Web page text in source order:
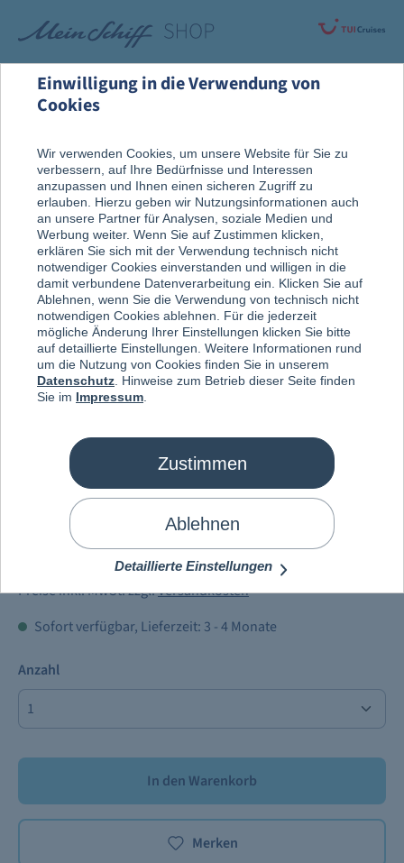
Rund um die Kreuzfahrt
Nach der Reise
Erinnerungsstücke
Schiffsmodell SteckMein Schiff
Relax
Preise inkl. MwSt. zzgl.Versandkosten
Sofort verfügbar, Lieferzeit: 3 - 4 Monate
Anzahl
In den Warenkorb
Merken
Einwilligung in die Verwendung von
Cookies
Wir verwenden Cookies, um unsere Website für Sie zu
verbessern, auf Ihre Bedürfnisse und Interessen
anzupassen und Ihnen einen sicheren Zugriff zu
erlauben. Hierzu geben wir Nutzungsinformationen auch
an unsere Partner für Analysen, soziale Medien und
Werbung weiter. Wenn Sie auf Zustimmen klicken,
erklären Sie sich mit der Verwendung technisch nicht
notwendiger Cookies einverstanden und willigen in die
damit verbundene Datenverarbeitung ein. Klicken Sie auf
Ablehnen, wenn Sie die Verwendung von technisch nicht
notwendigen Cookies ablehnen. Für die jederzeit
mögliche Änderung Ihrer Einstellungen klicken Sie bitte
auf detaillierte Einstellungen. Weitere Informationen rund
um die Nutzung von Cookies finden Sie in unserem
Datenschutz . Hinweise zum Betrieb dieser Seite finden
Sie im Impressum
Zustimmen
Ablehnen
Detaillierte Einstellungen